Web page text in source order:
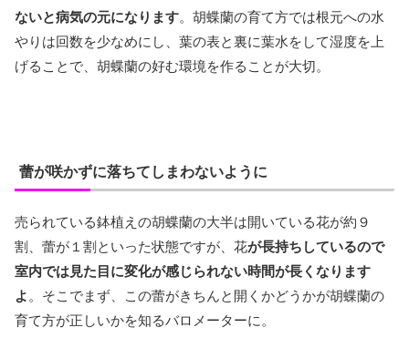
ないと病気の元になります。胡蝶蘭の育て方では根元への水
やりは回数を少なめにし、葉の表と裏に葉水をして湿度を上
げることで、胡蝶蘭の好む環境を作ることが大切。
蕾が咲かずに落ちてしまわないように
売られている鉢植えの胡蝶蘭の大半は開いている花が約９
割、蕾が１割といった状態ですが、花が長持ちしているので
室内では見た目に変化が感じられない時間が長くなります
よ 。そこでまず、この蕾がきちんと開くかどうかが胡蝶蘭の
育て方が正しいかを知るバロメーターに。